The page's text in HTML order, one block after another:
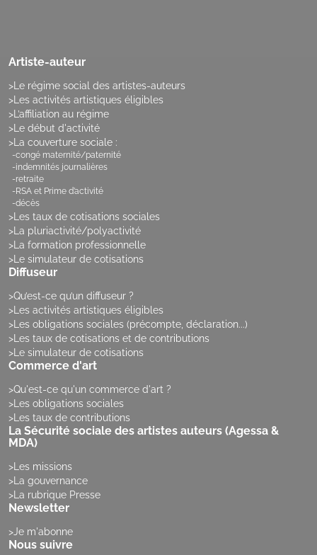
Artiste-auteur
Le régime social des artistes-auteurs
Les activités artistiques éligibles
L’affiliation au régime
Le début d'activité
La couverture sociale :
congé maternité/paternité
indemnités journalières
retraite
RSA et Prime d’activité
décès
Les taux de cotisations sociales
La pluriactivité/polyactivité
La formation professionnelle
Le simulateur de cotisations
Diffuseur
Qu’est-ce qu’un diffuseur ?
Les activités artistiques éligibles
Les obligations sociales (précompte, déclaration...)
Les taux de cotisations et de contributions
Le simulateur de cotisations
Commerce d'art
Qu'est-ce qu'un commerce d'art ?
Les obligations sociales
Les taux de contributions
La Sécurité sociale des artistes auteurs (Agessa &
MDA)
Les missions
La gouvernance
La rubrique Presse
Newsletter
Je m'abonne
Nous suivre